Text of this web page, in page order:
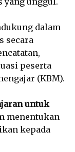
dalam
secara
peserta
(KBM).
untuk
menentukan
kepada